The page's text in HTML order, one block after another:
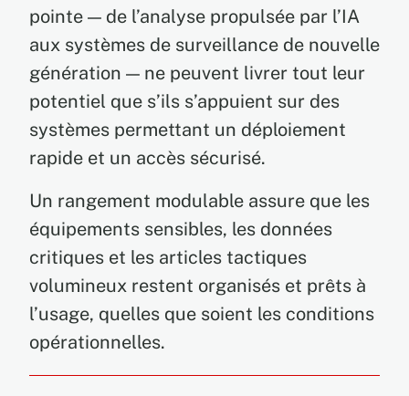
pointe — de l’analyse propulsée par l’IA
aux systèmes de surveillance de nouvelle
génération — ne peuvent livrer tout leur
potentiel que s’ils s’appuient sur des
systèmes permettant un déploiement
rapide et un accès sécurisé.
Un rangement modulable assure que les
équipements sensibles, les données
critiques et les articles tactiques
volumineux restent organisés et prêts à
l’usage, quelles que soient les conditions
opérationnelles.